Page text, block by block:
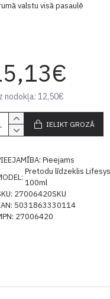
valstu visā pasaulē
Pieejams
Pretodu līdzeklis
100ml
27006420SKU
5031863330114
27006420
nodokļa: 12,50€
IELIKT GROZĀ